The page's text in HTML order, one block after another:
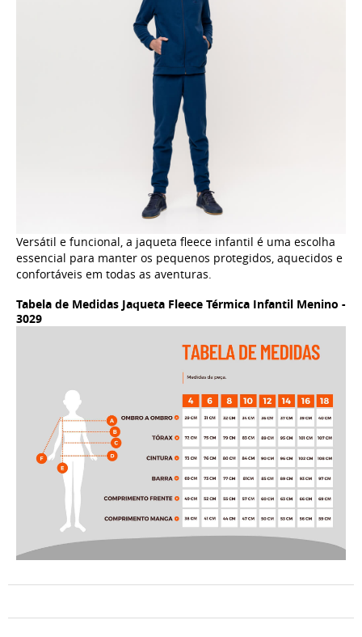
Versátil e funcional, a jaqueta fleece infantil é uma escolha
essencial para manter os pequenos protegidos, aquecidos e
confortáveis em todas as aventuras.
Tabela de Medidas Jaqueta Fleece Térmica Infantil Menino -
3029